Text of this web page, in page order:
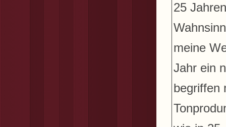
25
meine
Jahr ein
begriffen